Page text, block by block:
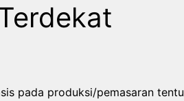
pada produksi/pemasaran tentu